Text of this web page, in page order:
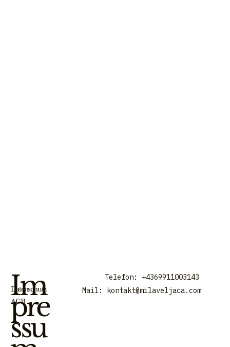
Im
pre
ssu
Datenschutz
AGB
Mail: kontakt@milaveljaca.com
Telefon: +4369911003143